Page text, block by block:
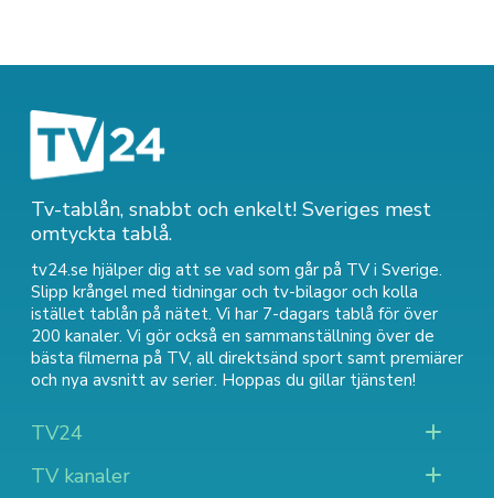
Tv-tablån, snabbt och enkelt! Sveriges mest
omtyckta tablå.
tv24.se hjälper dig att se vad som går på TV i Sverige.
Slipp krångel med tidningar och tv-bilagor och kolla
istället tablån på nätet. Vi har 7-dagars tablå för över
200 kanaler. Vi gör också en sammanställning över de
bästa filmerna på TV, all direktsänd sport samt premiärer
och nya avsnitt av serier. Hoppas du gillar tjänsten!
TV24
TV kanaler